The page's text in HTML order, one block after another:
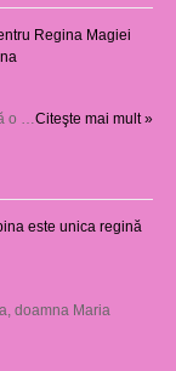
Regina Magiei
o … Citeşte mai mult »
este unica regină
doamna Maria